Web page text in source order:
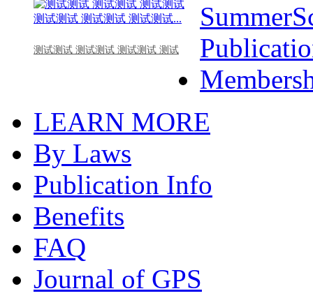
测试测试 测试测试 测试测试 测试
LEARN MORE
By Laws
Publication Info
Benefits
FAQ
Journal of GPS